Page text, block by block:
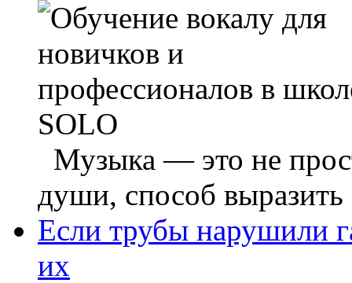
Музыка — это не
души, способ
Если трубы нарушили
их